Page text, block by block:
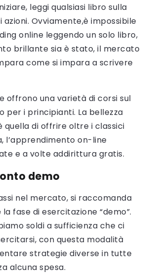
leggi qualsiasi libro sulla
Ovviamente,è impossibile
online leggendo un solo libro,
brillante sia è stato, il mercato
come si impara a scrivere
offrono una varietà di corsi sul
per i principianti. La bellezza
quella di offrire oltre i classici
l’apprendimento on-line
e a volte addirittura gratis.
demo
nel mercato, si raccomanda
fase di esercitazione “demo”.
soldi a sufficienza che ci
con questa modalità
strategie diverse in tutte
alcuna spesa.